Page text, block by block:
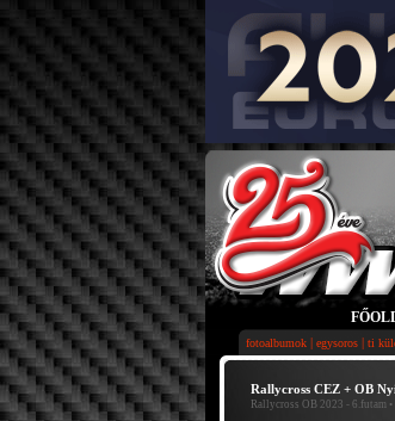
fotoalbumok | egysoros | ti
Rallycross CEZ + OB
Rallycross OB 2023 - 6.futam•